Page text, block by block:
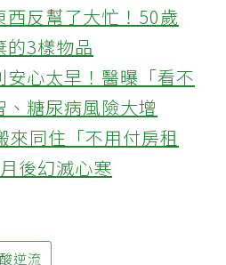
反幫了大忙！50歲
的3樣物品
心太早！醫曝「看不
、糖尿病風險大增
來同住「不用付房租
後幻滅心寒
逆流